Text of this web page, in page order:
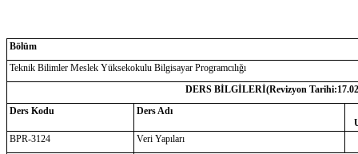
Bölüm
Teknik Bilimler Meslek Yüksekokulu Bilgisayar Programcılığı
DERS BİLGİLERİ(Revizyon Tarihi:
Ders Kodu
Ders Adı
BPR-3124
Veri Yapıları